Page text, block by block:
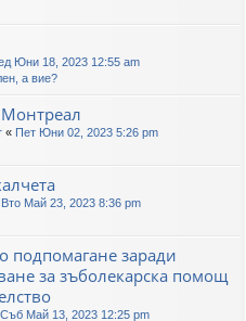
Юни 18, 2023 12:55 am
а вие?
Монтреал
« Пет Юни 02, 2023 5:26 pm
Вто Май 23, 2023 8:36 pm
подпомагане заради
за зъболекарска помощ
Съб Май 13, 2023 12:25 pm